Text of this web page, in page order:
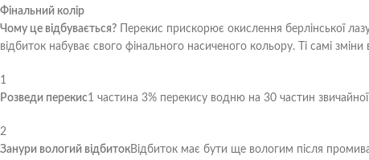
Фінальний колір
Чому це відбувається? Перекис прискорює окислення берлінської
відбиток набуває свого фінального насиченого кольору. Ті самі
1
Розведи перекис1 частина 3% перекису водню на 30 частин
2
Занури вологий відбитокВідбиток має бути ще вологим після